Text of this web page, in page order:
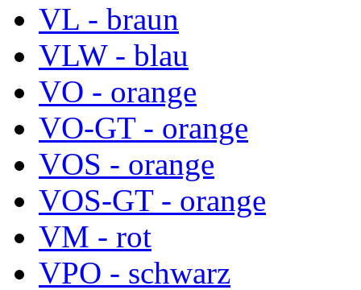
VL - braun
VLW - blau
VO - orange
VO-GT - orange
VOS - orange
VOS-GT - orange
VM - rot
VPO - schwarz